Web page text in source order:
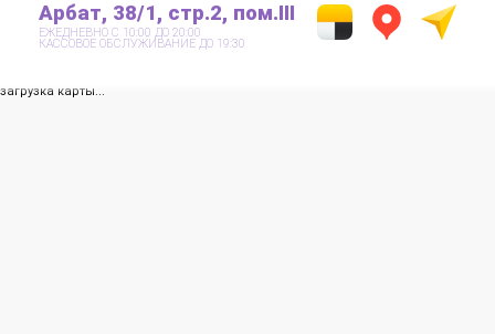
Арбат, 38/1, стр.2, пом.III
ЕЖЕДНЕВНО С 10:00 ДО 20:00
КАССОВОЕ ОБСЛУЖИВАНИЕ ДО 19:30
загрузка карты...